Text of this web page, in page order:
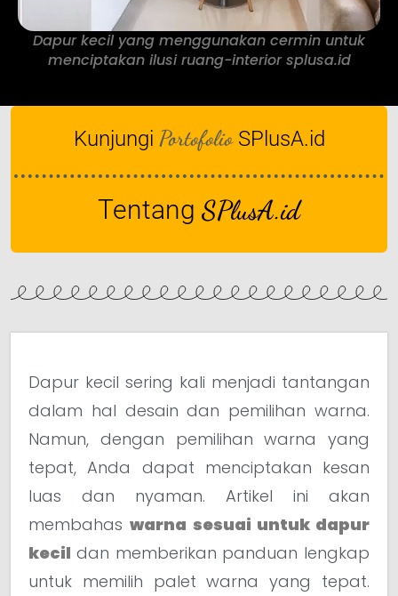
Dapur kecil yang menggunakan cermin untuk
menciptakan ilusi ruang-interior splusa.id
Kunjungi Portofolio SPlusA.id
Tentang SPlusA.id
Dapur kecil sering kali menjadi tantangan
dalam hal desain dan pemilihan warna.
Namun, dengan pemilihan warna yang
tepat, Anda dapat menciptakan kesan
luas dan nyaman. Artikel ini akan
membahaswarna sesuai untuk dapur
kecil dan memberikan panduan lengkap
untuk memilih palet warna yang tepat.